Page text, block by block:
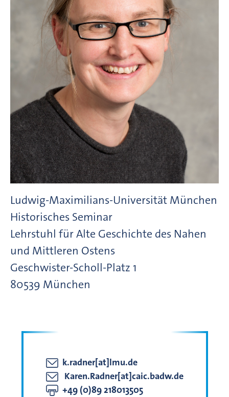
Ludwig-Maximilians-Universität München
Historisches Seminar
Lehrstuhl für Alte Geschichte des Nahen
und Mittleren Ostens
Geschwister-Scholl-Platz 1
80539 München
k.radner[at]lmu.de
Karen.Radner[at]caic.badw.de
+49 (0)89 218013505